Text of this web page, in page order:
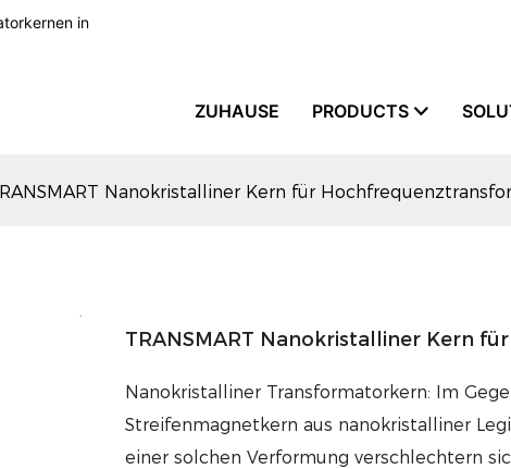
in
ZUHAUSE PRODUCTS
Nanokristalliner Kern für
TRANSMART Nanokristalliner Kern
Nanokristalliner Transformatorkern: Im
Streifenmagnetkern aus nanokristalliner
einer solchen Verformung verschlechtern